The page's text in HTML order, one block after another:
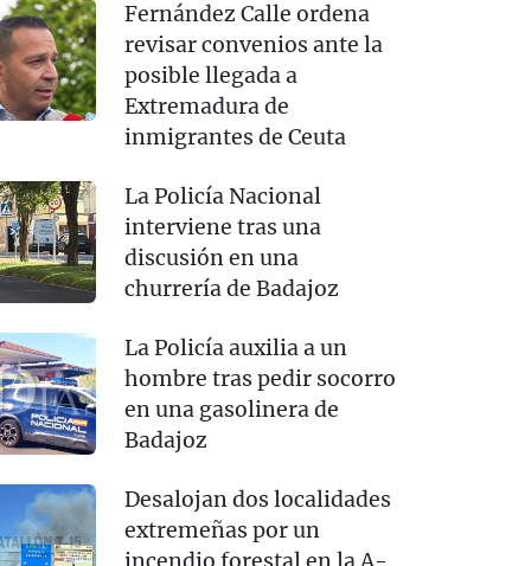
Fernández Calle ordena
revisar convenios ante la
posible llegada a
Extremadura de
inmigrantes de Ceuta
La Policía Nacional
interviene tras una
discusión en una
churrería de Badajoz
La Policía auxilia a un
hombre tras pedir socorro
en una gasolinera de
Badajoz
Desalojan dos localidades
extremeñas por un